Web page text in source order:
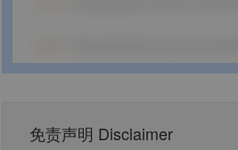
免责声明 Disclaimer